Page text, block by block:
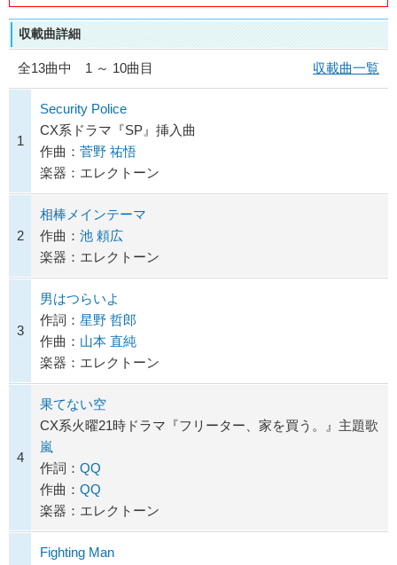
収載曲詳細
全13曲中 1 ～ 10曲目 収載曲一覧
1
Security Police
CX系ドラマ『SP』挿入曲
作曲： 菅野 祐悟
楽器：エレクトーン
2
相棒メインテーマ
作曲： 池 頼広
楽器：エレクトーン
3
男はつらいよ
作詞： 星野 哲郎
作曲： 山本 直純
楽器：エレクトーン
4
果てない空
CX系火曜21時ドラマ『フリーター、家を買う。』主題歌
嵐
作詞： QQ
作曲： QQ
楽器：エレクトーン
Fighting Man